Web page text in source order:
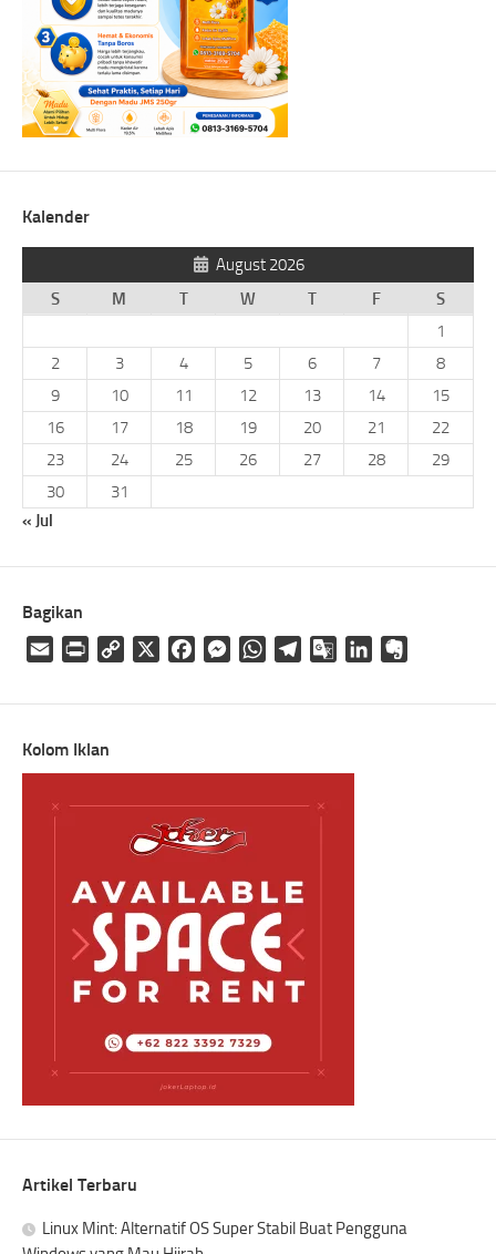
Kalender
August 2026
S
M T W T F
S
1
2
3 4 5 6 7
8
9
10 11 12 13 14
15
16
17 18 19 20 21
22
23
24 25 26 27 28
29
30
31
« Jul
Bagikan
Email
Print
Copy
FacebookMessengerWhatsAppTelegramGoogleLinkedIn
Kolom Iklan
Artikel Terbaru
Linux Mint: Alternatif OS Super Stabil Buat Pengguna